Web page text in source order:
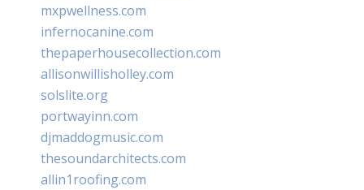
mxpwellness.com
infernocanine.com
thepaperhousecollection.com
allisonwillisholley.com
solslite.org
portwayinn.com
djmaddogmusic.com
thesoundarchitects.com
allin1roofing.com